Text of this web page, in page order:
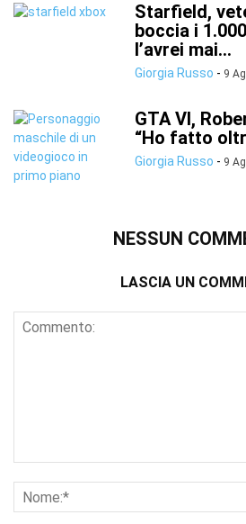
Starfield,
boccia i
l’avrei mai...
Giorgia Russo - 9
GTA VI,
“Ho fatto
Giorgia Russo - 9
NESSUN
LASCIA UN